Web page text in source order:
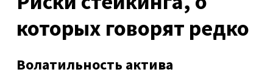
которых говорят редко
Волатильность актива